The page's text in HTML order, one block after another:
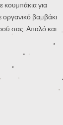
κουμπάκια για
οργανικό βαμβάκι
σας. Απαλό και